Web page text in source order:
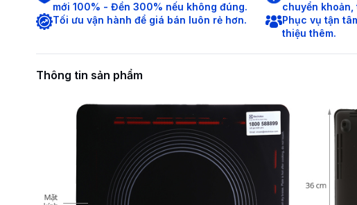
mới 100% - Đền 300% nếu không đúng.
chuyển khoản,
Tối ưu vận hành để giá bán luôn rẻ hơn.
Phục vụ tận
thiệu thêm.
Thông tin sản phẩm